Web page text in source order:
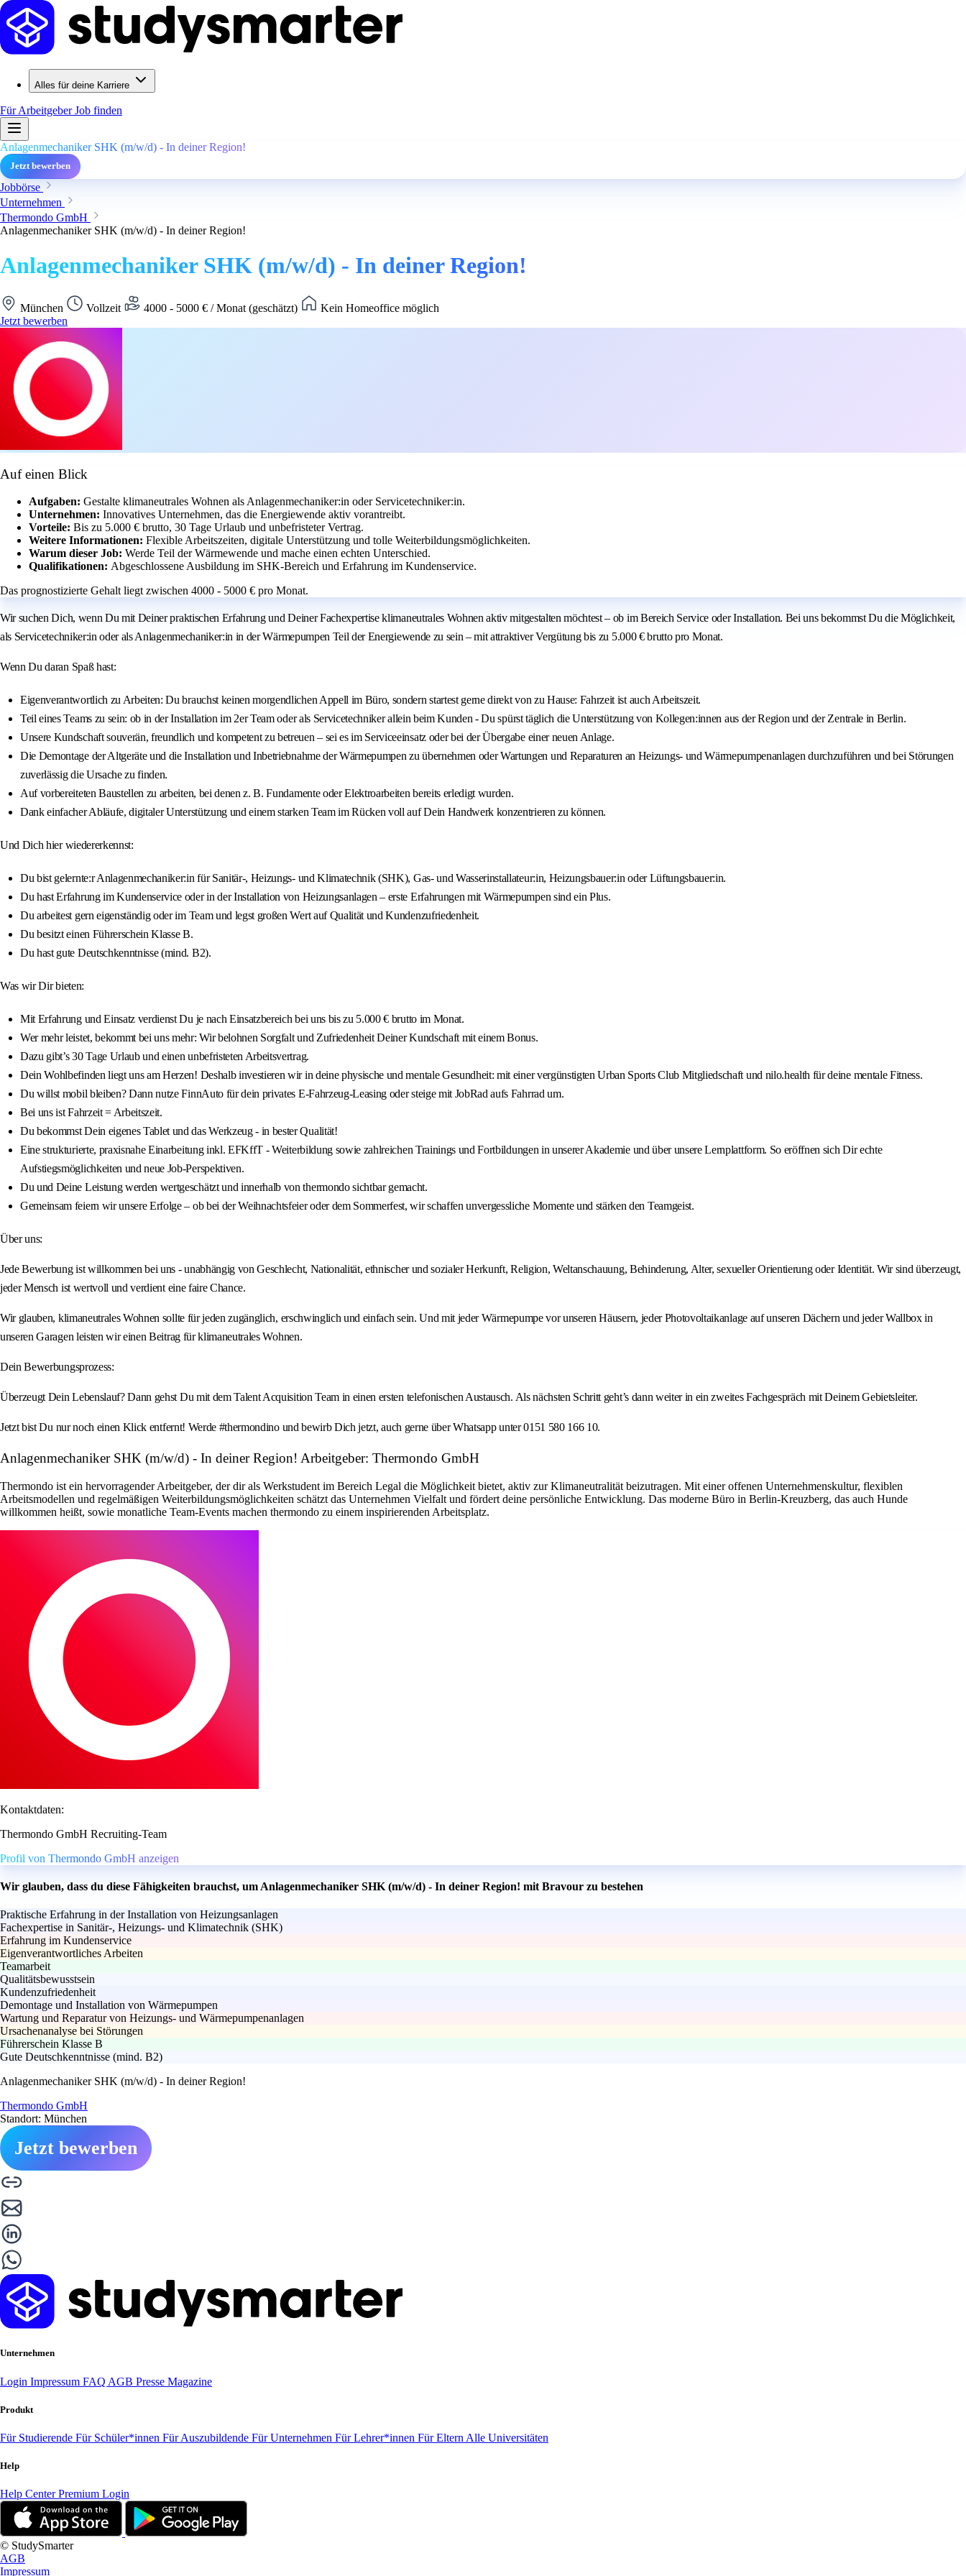
Alles für deine Karriere
Für ArbeitgeberJob finden
Anlagenmechaniker SHK (m/w/d) - In deiner Region!
Jetzt bewerben
Jobbörse
Unternehmen
Thermondo GmbH
Anlagenmechaniker SHK (m/w/d) - In deiner Region!
Anlagenmechaniker SHK (m/w/d) - In deiner Region!
München Vollzeit 4000 - 5000 € / Monat (geschätzt)
Kein Homeoffice möglich
Jetzt bewerben
Auf einen Blick
Aufgaben: Gestalte klimaneutrales Wohnen als Anlagenmechaniker:in oder Servicetechniker:in.
Unternehmen: Innovatives Unternehmen, das die Energiewende aktiv vorantreibt.
Vorteile: Bis zu 5.000 € brutto, 30 Tage Urlaub und unbefristeter Vertrag.
Weitere Informationen: Flexible Arbeitszeiten, digitale Unterstützung und tolle Weiterbildungsmöglichkeiten.
Warum dieser Job: Werde Teil der Wärmewende und mache einen echten Unterschied.
Qualifikationen: Abgeschlossene Ausbildung im SHK-Bereich und Erfahrung im Kundenservice.
Das prognostizierte Gehalt liegt zwischen 4000 - 5000 € pro Monat.
Wir suchen Dich, wenn Du mit Deiner praktischen Erfahrung und Deiner Fachexpertise klimaneutrales Wohnen aktiv mitgestalten möchtest – ob im Bereich Service oder Installation. Bei uns bekommst Du die Möglichkeit,
als Servicetechniker:in oder als Anlagenmechaniker:in in der Wärmepumpen Teil der Energiewende zu sein – mit attraktiver Vergütung bis zu 5.000 € brutto pro Monat.
Wenn Du daran Spaß hast:
Eigenverantwortlich zu Arbeiten: Du brauchst keinen morgendlichen Appell im Büro, sondern startest gerne direkt von zu Hause: Fahrzeit ist auch Arbeitszeit.
Teil eines Teams zu sein: ob in der Installation im 2er Team oder als Servicetechniker allein beim Kunden - Du spürst täglich die Unterstützung von Kollegen:innen aus der Region und der Zentrale in Berlin.
Unsere Kundschaft souverän, freundlich und kompetent zu betreuen – sei es im Serviceeinsatz oder bei der Übergabe einer neuen Anlage.
Die Demontage der Altgeräte und die Installation und Inbetriebnahme der Wärmepumpen zu übernehmen oder Wartungen und Reparaturen an Heizungs- und Wärmepumpenanlagen durchzuführen und bei Störungen
zuverlässig die Ursache zu finden.
Auf vorbereiteten Baustellen zu arbeiten, bei denen z. B. Fundamente oder Elektroarbeiten bereits erledigt wurden.
Dank einfacher Abläufe, digitaler Unterstützung und einem starken Team im Rücken voll auf Dein Handwerk konzentrieren zu können.
Und Dich hier wiedererkennst:
Du bist gelernte:r Anlagenmechaniker:in für Sanitär-, Heizungs- und Klimatechnik (SHK), Gas- und Wasserinstallateur:in, Heizungsbauer:in oder Lüftungsbauer:in.
Du hast Erfahrung im Kundenservice oder in der Installation von Heizungsanlagen – erste Erfahrungen mit Wärmepumpen sind ein Plus.
Du arbeitest gern eigenständig oder im Team und legst großen Wert auf Qualität und Kundenzufriedenheit.
Du besitzt einen Führerschein Klasse B.
Du hast gute Deutschkenntnisse (mind. B2).
Was wir Dir bieten:
Mit Erfahrung und Einsatz verdienst Du je nach Einsatzbereich bei uns bis zu 5.000 € brutto im Monat.
Wer mehr leistet, bekommt bei uns mehr: Wir belohnen Sorgfalt und Zufriedenheit Deiner Kundschaft mit einem Bonus.
Dazu gibt’s 30 Tage Urlaub und einen unbefristeten Arbeitsvertrag.
Dein Wohlbefinden liegt uns am Herzen! Deshalb investieren wir in deine physische und mentale Gesundheit: mit einer vergünstigten Urban Sports Club Mitgliedschaft und nilo.health für deine mentale Fitness.
Du willst mobil bleiben? Dann nutze FinnAuto für dein privates E-Fahrzeug-Leasing oder steige mit JobRad aufs Fahrrad um.
Bei uns ist Fahrzeit = Arbeitszeit.
Du bekommst Dein eigenes Tablet und das Werkzeug - in bester Qualität!
Eine strukturierte, praxisnahe Einarbeitung inkl. EFKffT - Weiterbildung sowie zahlreichen Trainings und Fortbildungen in unserer Akademie und über unsere Lernplattform. So eröffnen sich Dir echte
Aufstiegsmöglichkeiten und neue Job-Perspektiven.
Du und Deine Leistung werden wertgeschätzt und innerhalb von thermondo sichtbar gemacht.
Gemeinsam feiern wir unsere Erfolge – ob bei der Weihnachtsfeier oder dem Sommerfest, wir schaffen unvergessliche Momente und stärken den Teamgeist.
Über uns:
Jede Bewerbung ist willkommen bei uns - unabhängig von Geschlecht, Nationalität, ethnischer und sozialer Herkunft, Religion, Weltanschauung, Behinderung, Alter, sexueller Orientierung oder Identität. Wir sind überzeugt,
jeder Mensch ist wertvoll und verdient eine faire Chance.
Wir glauben, klimaneutrales Wohnen sollte für jeden zugänglich, erschwinglich und einfach sein. Und mit jeder Wärmepumpe vor unseren Häusern, jeder Photovoltaikanlage auf unseren Dächern und jeder Wallbox in
unseren Garagen leisten wir einen Beitrag für klimaneutrales Wohnen.
Dein Bewerbungsprozess:
Überzeugt Dein Lebenslauf? Dann gehst Du mit dem Talent Acquisition Team in einen ersten telefonischen Austausch. Als nächsten Schritt geht’s dann weiter in ein zweites Fachgespräch mit Deinem Gebietsleiter.
Jetzt bist Du nur noch einen Klick entfernt! Werde #thermondino und bewirb Dich jetzt, auch gerne über Whatsapp unter 0151 580 166 10.
Anlagenmechaniker SHK (m/w/d) - In deiner Region! Arbeitgeber: Thermondo GmbH
Thermondo ist ein hervorragender Arbeitgeber, der dir als Werkstudent im Bereich Legal die Möglichkeit bietet, aktiv zur Klimaneutralität beizutragen. Mit einer offenen Unternehmenskultur, flexiblen
Arbeitsmodellen und regelmäßigen Weiterbildungsmöglichkeiten schätzt das Unternehmen Vielfalt und fördert deine persönliche Entwicklung. Das moderne Büro in Berlin-Kreuzberg, das auch Hunde
willkommen heißt, sowie monatliche Team-Events machen thermondo zu einem inspirierenden Arbeitsplatz.
Kontaktdaten:
Thermondo GmbH Recruiting-Team
Profil von Thermondo GmbH anzeigen
Wir glauben, dass du diese Fähigkeiten brauchst, um Anlagenmechaniker SHK (m/w/d) - In deiner Region! mit Bravour zu bestehen
Praktische Erfahrung in der Installation von Heizungsanlagen
Fachexpertise in Sanitär-, Heizungs- und Klimatechnik (SHK)
Erfahrung im Kundenservice
Eigenverantwortliches Arbeiten
Teamarbeit
Qualitätsbewusstsein
Kundenzufriedenheit
Demontage und Installation von Wärmepumpen
Wartung und Reparatur von Heizungs- und Wärmepumpenanlagen
Ursachenanalyse bei Störungen
Führerschein Klasse B
Gute Deutschkenntnisse (mind. B2)
Anlagenmechaniker SHK (m/w/d) - In deiner Region!
Thermondo GmbH
Standort: München
Jetzt bewerben
Unternehmen
Login Impressum FAQ AGB Presse Magazine
Produkt
Für Studierende Für Schüler*innen Für Auszubildende Für Unternehmen Für Lehrer*innen Für Eltern Alle Universitäten
Help
Help CenterPremium Login
© StudySmarter
AGB
Impressum